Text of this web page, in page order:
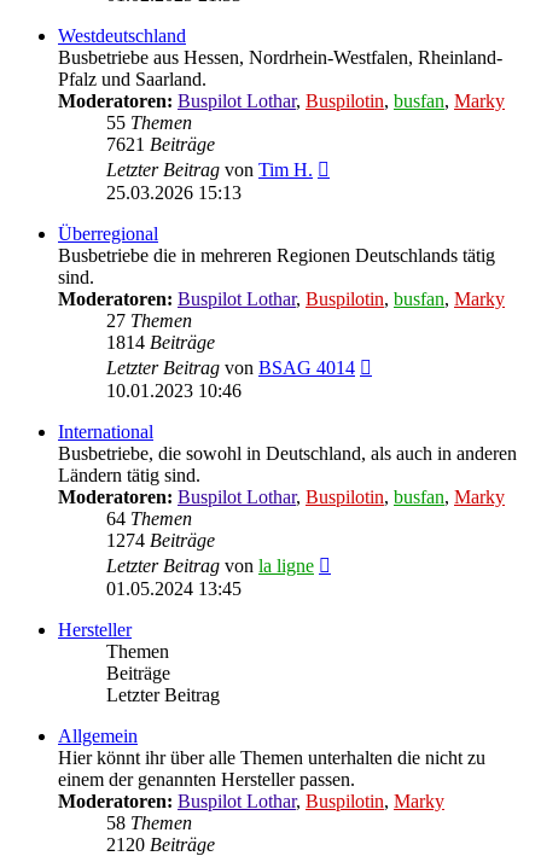
Westdeutschland
Busbetriebe aus Hessen, Nordrhein-Westfalen, Rheinland-
Pfalz und Saarland.
Moderatoren: Buspilot Lothar, Buspilotin, busfan, Marky
55 Themen
7621 Beiträge
Letzter Beitrag von Tim H.
25.03.2026 15:13
Überregional
Busbetriebe die in mehreren Regionen Deutschlands tätig
sind.
Moderatoren: Buspilot Lothar, Buspilotin, busfan, Marky
27 Themen
1814 Beiträge
Letzter Beitrag von BSAG 4014
10.01.2023 10:46
International
Busbetriebe, die sowohl in Deutschland, als auch in anderen
Ländern tätig sind.
Moderatoren: Buspilot Lothar, Buspilotin, busfan, Marky
64 Themen
1274 Beiträge
Letzter Beitrag von la ligne
01.05.2024 13:45
Hersteller
Themen
Beiträge
Letzter Beitrag
Allgemein
Hier könnt ihr über alle Themen unterhalten die nicht zu
einem der genannten Hersteller passen.
Moderatoren: Buspilot Lothar, Buspilotin, Marky
58 Themen
2120 Beiträge